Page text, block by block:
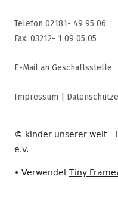
Telefon 02181- 49 95 06
Fax: 03212- 1 09 05 05
E-Mail an Geschäftsstelle
Impressum
© kinder unserer welt –
e.v.
• VerwendetTiny